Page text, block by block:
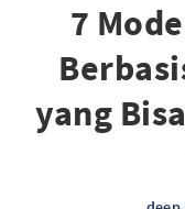
7
yang